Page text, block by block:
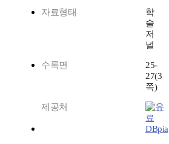
자료형태
학
술
저
널
수록면
25-
27(3
쪽)
제공처
DBpia